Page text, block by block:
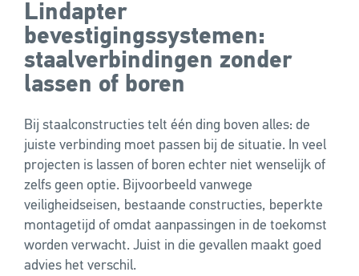
Lindapter
bevestigingssystemen:
staalverbindingen zonder
lassen of boren
Bij staalconstructies telt één ding boven alles: de
juiste verbinding moet passen bij de situatie. In veel
projecten is lassen of boren echter niet wenselijk of
zelfs geen optie. Bijvoorbeeld vanwege
veiligheidseisen, bestaande constructies, beperkte
montagetijd of omdat aanpassingen in de toekomst
worden verwacht. Juist in die gevallen maakt goed
advies het verschil.